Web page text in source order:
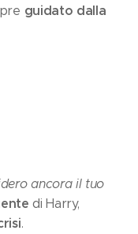
guidato dalla
ancora il tuo
di Harry,
.